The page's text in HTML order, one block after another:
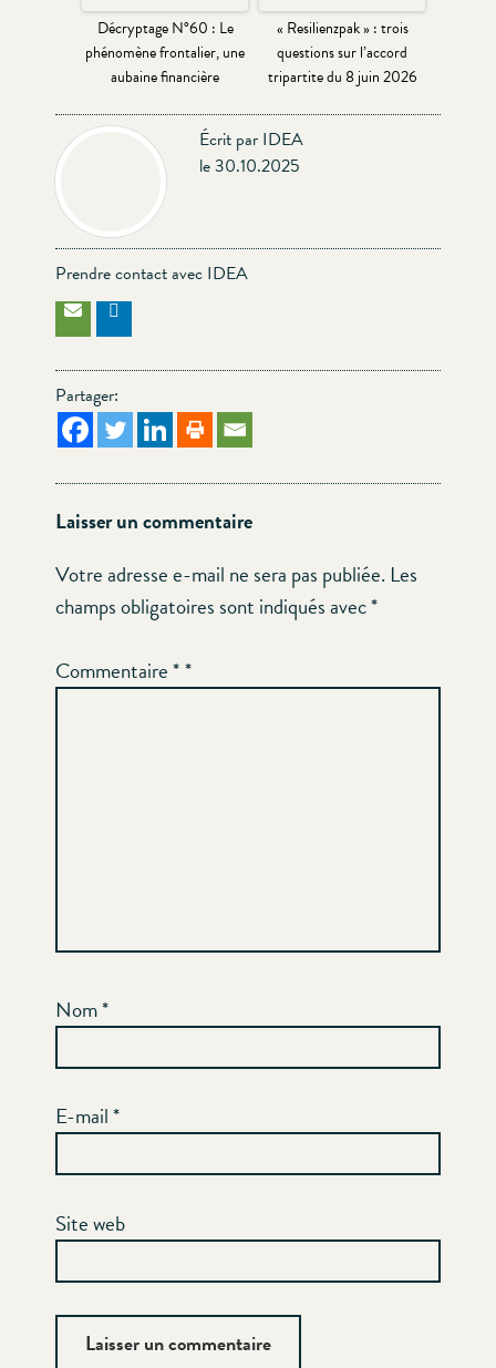
Décryptage N°60 : Le
phénomène frontalier, une
aubaine financière
« Resilienzpak » : trois
questions sur l’accord
tripartite du 8 juin 2026
Écrit par IDEA
le 30.10.2025
Prendre contact avec IDEA
Partager:
Laisser un commentaire
Votre adresse e-mail ne sera pas publiée. Les
champs obligatoires sont indiqués avec*
Commentaire*
Nom*
E-mail*
Site web